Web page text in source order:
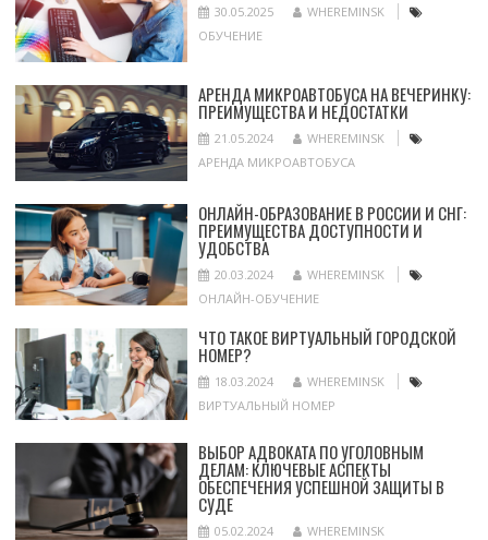
30.05.2025
WHEREMINSK
ОБУЧЕНИЕ
АРЕНДА МИКРОАВТОБУСА НА ВЕЧЕРИНКУ:
ПРЕИМУЩЕСТВА И НЕДОСТАТКИ
21.05.2024
WHEREMINSK
АРЕНДА МИКРОАВТОБУСА
ОНЛАЙН-ОБРАЗОВАНИЕ В РОССИИ И СНГ:
ПРЕИМУЩЕСТВА ДОСТУПНОСТИ И
УДОБСТВА
20.03.2024
WHEREMINSK
ОНЛАЙН-ОБУЧЕНИЕ
ЧТО ТАКОЕ ВИРТУАЛЬНЫЙ ГОРОДСКОЙ
НОМЕР?
18.03.2024
WHEREMINSK
ВИРТУАЛЬНЫЙ НОМЕР
ВЫБОР АДВОКАТА ПО УГОЛОВНЫМ
ДЕЛАМ: КЛЮЧЕВЫЕ АСПЕКТЫ
ОБЕСПЕЧЕНИЯ УСПЕШНОЙ ЗАЩИТЫ В
СУДЕ
05.02.2024 WHEREMINSK